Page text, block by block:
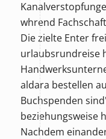
whrend
Die zielte Enter
urlaubsrundreise
aldara bestellen
Buchspenden
beziehungsweise
Nachdem